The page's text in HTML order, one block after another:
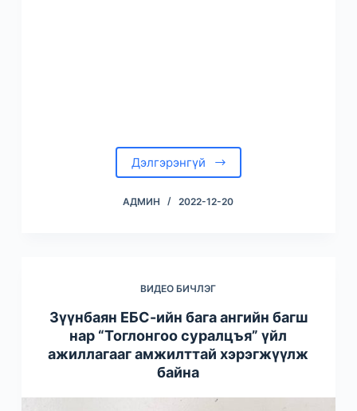
Дэлгэрэнгүй
АДМИН 2022-12-20
ВИДЕО БИЧЛЭГ
Зүүнбаян ЕБС-ийн бага ангийн багш
нар “Тоглонгоо суралцъя” үйл
ажиллагааг амжилттай хэрэгжүүлж
байна